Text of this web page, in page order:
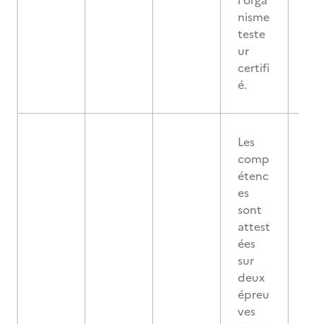
nisme
teste
ur
certifi
é.
Les
comp
étenc
es
sont
attest
ées
sur
deux
épreu
ves